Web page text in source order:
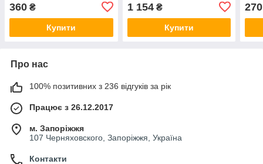
360 ₴
Купити
48968
1 154₴
Купити
270
Про нас
100% позитивних з 236 відгуків за рік
Працює з 26.12.2017
м. Запоріжжя
107 Черняховского, Запоріжжя, Україна
Контакти